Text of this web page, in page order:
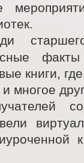
книги,
многое